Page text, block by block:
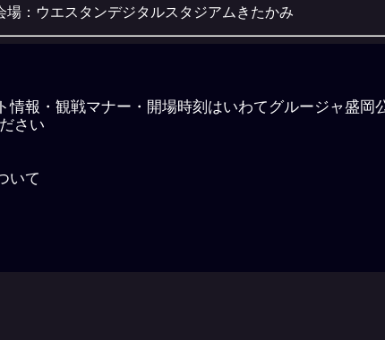
場：ウエスタンデジタルスタジアムきたかみ
情報・観戦マナー・開場時刻はいわてグルージャ盛岡
さい
いて